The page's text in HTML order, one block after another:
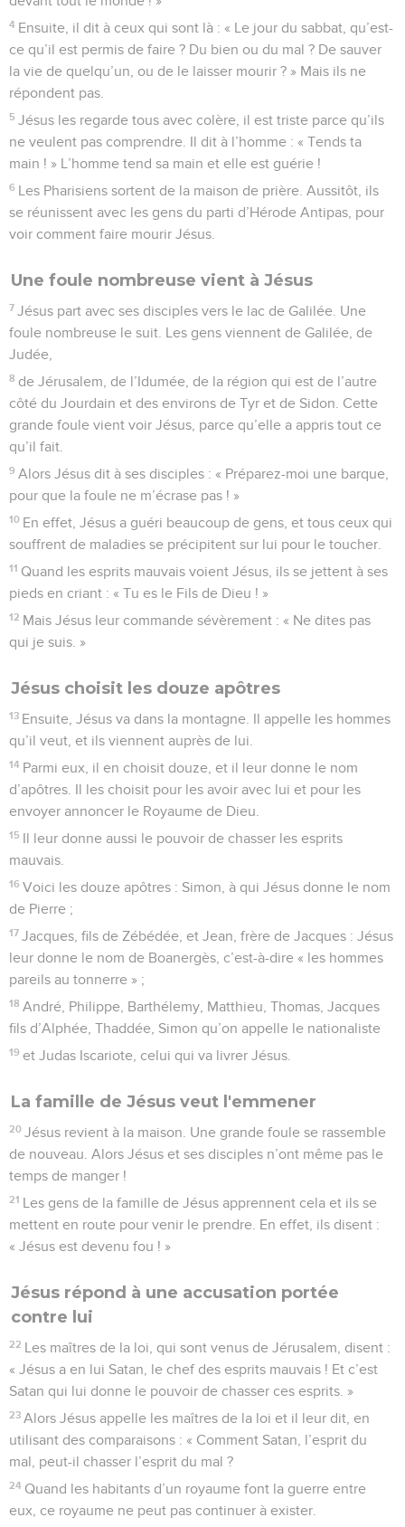
4 Ensuite, il dit à ceux qui sont là : « Le jour du sabbat, qu’est-
ce qu’il est permis de faire ? Du bien ou du mal ? De sauver
la vie de quelqu’un, ou de le laisser mourir ? » Mais ils ne
répondent pas.
5 Jésus les regarde tous avec colère, il est triste parce qu’ils
ne veulent pas comprendre. Il dit à l’homme : « Tends ta
main ! » L’homme tend sa main et elle est guérie !
6 Les Pharisiens sortent de la maison de prière. Aussitôt, ils
se réunissent avec les gens du parti d’Hérode Antipas, pour
voir comment faire mourir Jésus.
Une foule nombreuse vient à Jésus
7 Jésus part avec ses disciples vers le lac de Galilée. Une
foule nombreuse le suit. Les gens viennent de Galilée, de
Judée,
8 de Jérusalem, de l’Idumée, de la région qui est de l’autre
côté du Jourdain et des environs de Tyr et de Sidon. Cette
grande foule vient voir Jésus, parce qu’elle a appris tout ce
qu’il fait.
9 Alors Jésus dit à ses disciples : « Préparez-moi une barque,
pour que la foule ne m’écrase pas ! »
10 En effet, Jésus a guéri beaucoup de gens, et tous ceux qui
souffrent de maladies se précipitent sur lui pour le toucher.
11 Quand les esprits mauvais voient Jésus, ils se jettent à ses
pieds en criant : « Tu es le Fils de Dieu ! »
12 Mais Jésus leur commande sévèrement : « Ne dites pas
qui je suis. »
Jésus choisit les douze apôtres
13 Ensuite, Jésus va dans la montagne. Il appelle les hommes
qu’il veut, et ils viennent auprès de lui.
14 Parmi eux, il en choisit douze, et il leur donne le nom
d’apôtres. Il les choisit pour les avoir avec lui et pour les
envoyer annoncer le Royaume de Dieu.
15 Il leur donne aussi le pouvoir de chasser les esprits
mauvais.
16 Voici les douze apôtres : Simon, à qui Jésus donne le nom
de Pierre ;
17 Jacques, fils de Zébédée, et Jean, frère de Jacques : Jésus
leur donne le nom de Boanergès, c’est-à-dire « les hommes
pareils au tonnerre » ;
18 André, Philippe, Barthélemy, Matthieu, Thomas, Jacques
fils d’Alphée, Thaddée, Simon qu’on appelle le nationaliste
19 et Judas Iscariote, celui qui va livrer Jésus.
La famille de Jésus veut l'emmener
20 Jésus revient à la maison. Une grande foule se rassemble
de nouveau. Alors Jésus et ses disciples n’ont même pas le
temps de manger !
21 Les gens de la famille de Jésus apprennent cela et ils se
mettent en route pour venir le prendre. En effet, ils disent :
« Jésus est devenu fou ! »
Jésus répond à une accusation portée
contre lui
22 Les maîtres de la loi, qui sont venus de Jérusalem, disent :
« Jésus a en lui Satan, le chef des esprits mauvais ! Et c’est
Satan qui lui donne le pouvoir de chasser ces esprits. »
23 Alors Jésus appelle les maîtres de la loi et il leur dit, en
utilisant des comparaisons : « Comment Satan, l’esprit du
mal, peut-il chasser l’esprit du mal ?
24 Quand les habitants d’un royaume font la guerre entre
eux, ce royaume ne peut pas continuer à exister.